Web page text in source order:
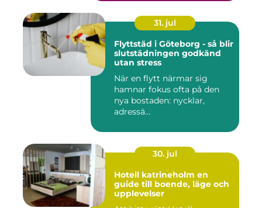
31. jul
Flyttstäd i Göteborg - så blir
slutstädningen godkänd
utan stress
När en flytt närmar sig
hamnar fokus ofta på den
nya bostaden: nycklar,
adressä...
30. jul
Hotell katrineholm en
guide till boende, läge och
upplevelser